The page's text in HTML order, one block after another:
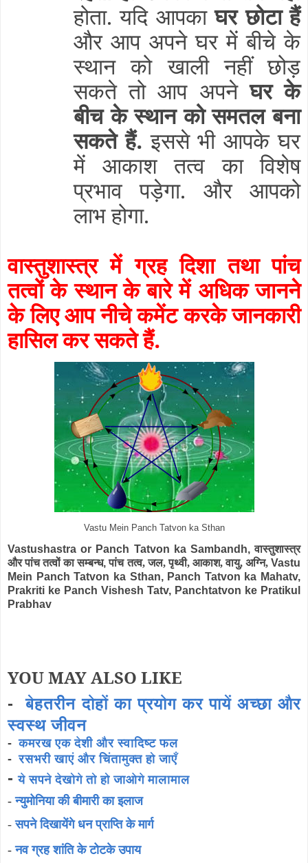
होता. यदि आपकाघर छोटा हैं
और आप अपने घर में बीचे के
स्थान को खाली नहीं छोड़
सकते तो आप अपनेघर के
बीच के स्थान को समतल बना
सकते हैं. इससे भी आपके घर
में आकाश तत्व का विशेष
प्रभाव पड़ेगा. और आपको
लाभ होगा.
वास्तुशास्त्र में ग्रह दिशा तथा पांच
तत्वों के स्थान के बारे में अधिक जानने
के लिए आप नीचे कमेंट करके जानकारी
हासिल कर सकते हैं.
Vastu Mein Panch Tatvon ka Sthan
Vastushastra or Panch Tatvon ka Sambandh,वास्तुशास्त्र
और पांच तत्वों का सम्बन्ध,पांच तत्व, जल, पृथ्वी, आकाश, वायु, अग्नि,Vastu
Mein Panch Tatvon ka Sthan, Panch Tatvon ka Mahatv,
Prakriti ke Panch Vishesh Tatv, Panchtatvon ke Pratikul
Prabhav
YOU MAY ALSO LIKE
-बेहतरीन दोहों का प्रयोग कर पायें अच्छा और
स्वस्थ जीवन
-कमरख एक देशी और स्वादिष्ट फल
-रसभरी खाएं और चिंतामुक्त हो जाएँ
-ये सपने देखोगे तो हो जाओगे मालामाल
-न्युमोनिया की बीमारी का इलाज
- सपने दिखायेंगे धन प्राप्ति के मार्ग
-नव ग्रह शांति के टोटके उपाय